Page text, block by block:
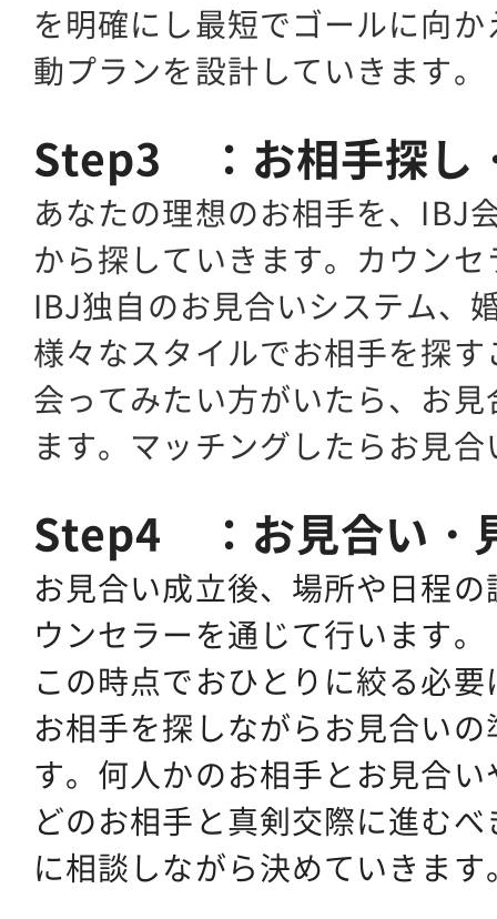
を明確にし最短でゴールに向
動プランを設計していきます。
Step3 ：お相手探し
あなたの理想のお相手を、IBJ
から探していきます。カウン
IBJ独自のお見合いシステム、
様々なスタイルでお相手を探
会ってみたい方がいたら、お
ます。マッチングしたらお見
Step4 ：お見合い・
お見合い成立後、場所や日程
ウンセラーを通じて行います。
この時点でおひとりに絞る必
お相手を探しながらお見合い
す。何人かのお相手とお見合
どのお相手と真剣交際に進む
に相談しながら決めていきます